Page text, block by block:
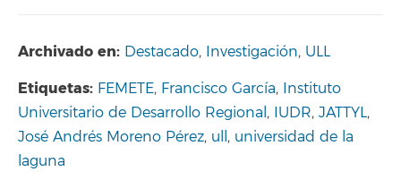
Archivado en: Destacado, Investigación, ULL
Etiquetas: FEMETE, Francisco García, Instituto
Universitario de Desarrollo Regional, IUDR, JATTYL,
José Andrés Moreno Pérez, ull, universidad de la
laguna